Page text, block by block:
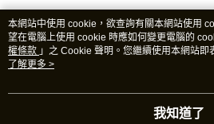
熱門標籤
本網站中使用 cookie，欲查詢有關本網站使用
望在電腦上使用 cookie 時應如何變更電腦的
權條款 」之 Cookie 聲明。您繼續使用本網站
用條款之 Cookie 聲明使用 cookie。
了解更多 >
我知道了